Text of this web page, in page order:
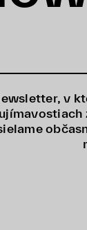
v